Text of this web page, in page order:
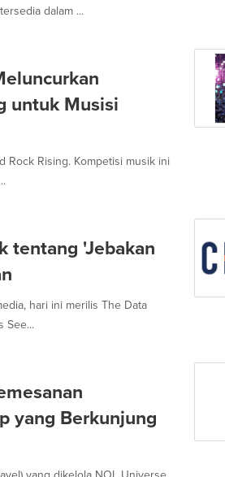
dalam ...
untuk Musisi
Rock Rising. Kompetisi musik ini
tentang 'Jebakan
hari ini merilis The Data
See...
yang Berkunjung